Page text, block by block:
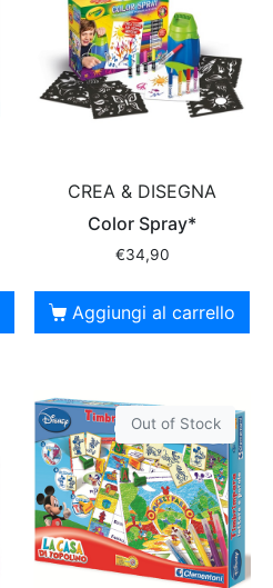
CREA & DISEGNA
Color Spray*
€34,90
Aggiungi al carrello
Out of Stock